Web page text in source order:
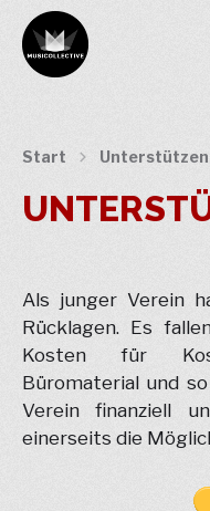
Start Unterstützen
Als junger Verein
Rücklagen. Es
Kosten für
Büromaterial und
Verein finanziell
einerseits die